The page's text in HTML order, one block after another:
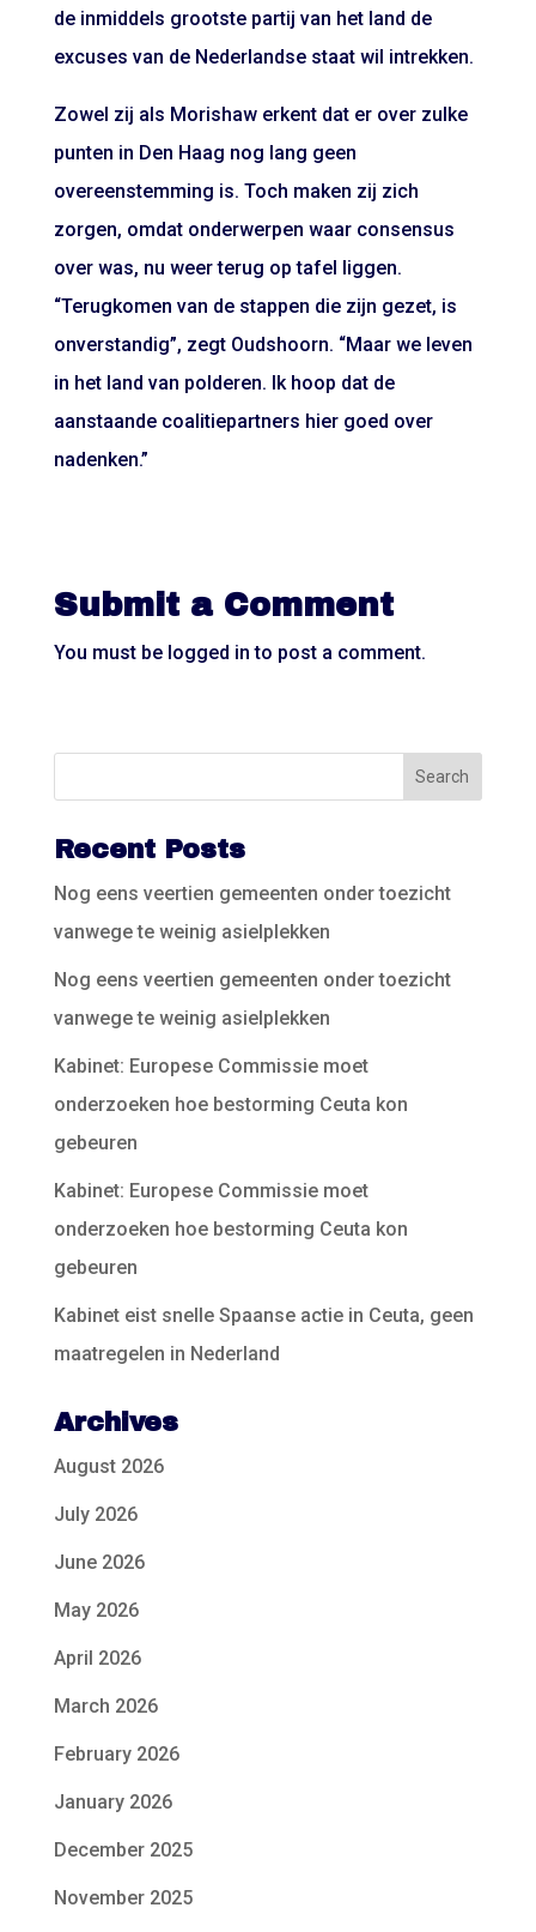
de inmiddels grootste partij van het land de
excuses van de Nederlandse staat wil intrekken.
Zowel zij als Morishaw erkent dat er over zulke
punten in Den Haag nog lang geen
overeenstemming is. Toch maken zij zich
zorgen, omdat onderwerpen waar consensus
over was, nu weer terug op tafel liggen.
“Terugkomen van de stappen die zijn gezet, is
onverstandig”, zegt Oudshoorn. “Maar we leven
in het land van polderen. Ik hoop dat de
aanstaande coalitiepartners hier goed over
nadenken.”
Submit a Comment
You must be logged in to post a comment.
Recent Posts
Nog eens veertien gemeenten onder toezicht
vanwege te weinig asielplekken
Nog eens veertien gemeenten onder toezicht
vanwege te weinig asielplekken
Kabinet: Europese Commissie moet
onderzoeken hoe bestorming Ceuta kon
gebeuren
Kabinet: Europese Commissie moet
onderzoeken hoe bestorming Ceuta kon
gebeuren
Kabinet eist snelle Spaanse actie in Ceuta, geen
maatregelen in Nederland
Archives
August 2026
July 2026
June 2026
May 2026
April 2026
March 2026
February 2026
January 2026
December 2025
November 2025